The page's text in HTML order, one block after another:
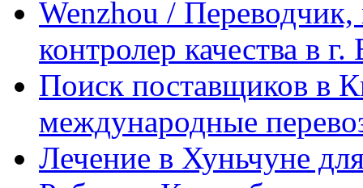
Wenzhou / Переводчик,
контролер качества в
Поиск поставщиков в
международные
Лечение в Хуньчуне